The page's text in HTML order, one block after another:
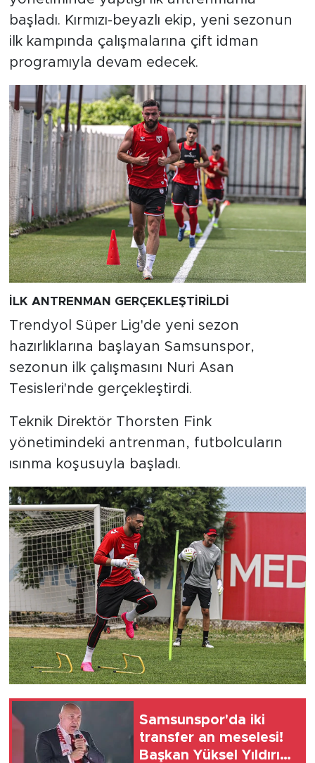
başladı. Kırmızı-beyazlı ekip, yeni sezonun
ilk kampında çalışmalarına çift idman
programıyla devam edecek.
İLK ANTRENMAN GERÇEKLEŞTİRİLDİ
Trendyol Süper Lig'de yeni sezon
hazırlıklarına başlayan Samsunspor,
sezonun ilk çalışmasını Nuri Asan
Tesisleri'nde gerçekleştirdi.
Teknik Direktör Thorsten Fink
yönetimindeki antrenman, futbolcuların
ısınma koşusuyla başladı.
Samsunspor'da iki
transfer an meselesi!
Başkan Yüksel Yıldırım